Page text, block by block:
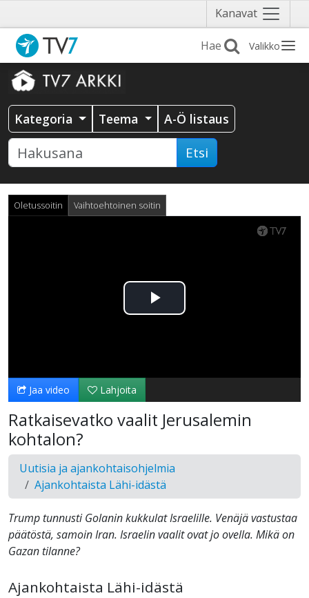
Kanavat Näytä
valikko
Valikko
Kategoria Teema A-Ö listaus
Etsi
Oletussoitin Vaihtoehtoinen soitin
Toista
Jaa video Lahjoita
Ratkaisevatko vaalit Jerusalemin
kohtalon?
Uutisia ja ajankohtaisohjelmia
Ajankohtaista Lähi-idästä
Trump tunnusti Golanin kukkulat Israelille. Venäjä vastustaa
päätöstä, samoin Iran. Israelin vaalit ovat jo ovella. Mikä on
Gazan tilanne?
Ajankohtaista Lähi-idästä